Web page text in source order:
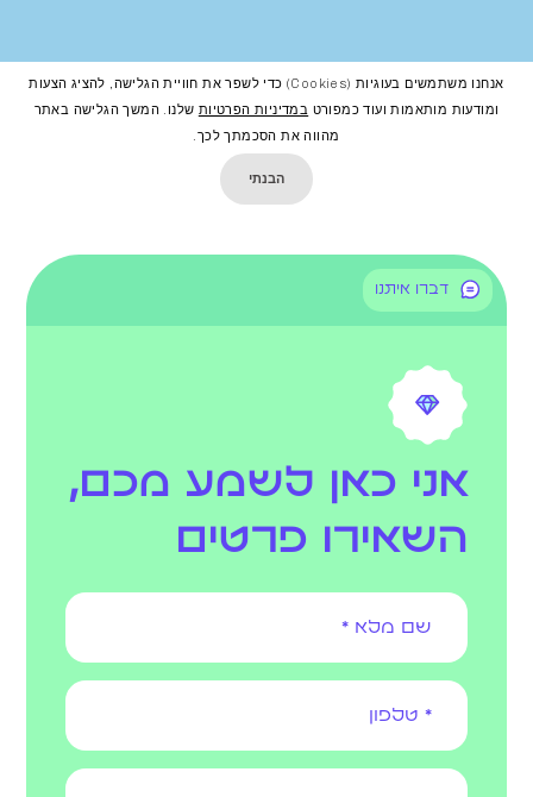
אנחנו משתמשים בעוגיות (cookies) כדי לשפר את חוויית הגלישה, להציג הצעות
ומודעות מותאמות ועוד כמפורט במדיניות הפרטיות שלנו. המשך הגלישה באתר
מהווה את הסכמתך לכך.
הבנתי
דברו איתנו
אני כאן לשמע מכם,
השאירו פרטים